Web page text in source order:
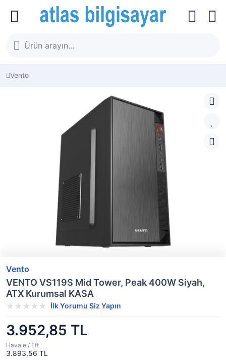
Vento
Vento
VENTO VS119S Mid Tower, Peak 400W Siyah,
ATX Kurumsal KASA
İlk Yorumu Siz Yapın
3.952,85 TL
Havale / Eft
3.893,56 TL